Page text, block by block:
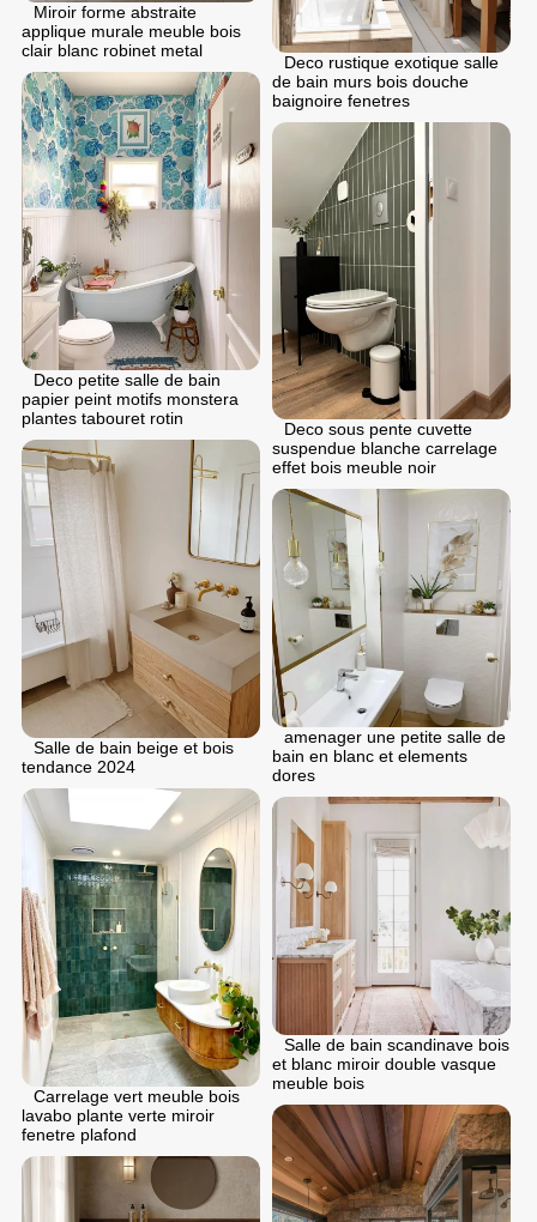
Miroir forme abstraite
applique murale meuble bois
clair blanc robinet metal
Deco rustique exotique salle
de bain murs bois douche
baignoire fenetres
Deco petite salle de bain
papier peint motifs monstera
plantes tabouret rotin
Deco sous pente cuvette
suspendue blanche carrelage
effet bois meuble noir
Salle de bain beige et bois
tendance 2024
аmenager une petite salle de
bain en blanc et elements
dores
Carrelage vert meuble bois
lavabo plante verte miroir
fenetre plafond
Salle de bain scandinave bois
et blanc miroir double vasque
meuble bois